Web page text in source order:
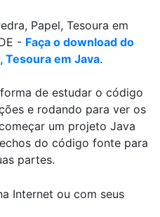
Papel, Tesoura em
- Faça o download do
Tesoura em Java.
de estudar o código
e rodando para ver os
um projeto Java
do código fonte para
partes.
Internet ou com seus